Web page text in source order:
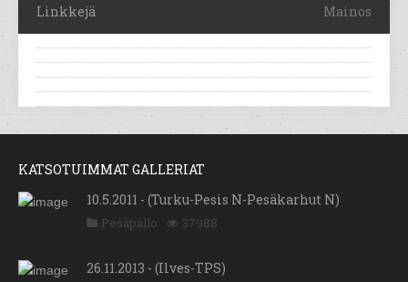
Linkkejä Mainos
KATSOTUIMMAT GALLERIAT
10.5.2011 - (Turku-Pesis N-Pesäkarhut N)
Pesäpallo 37988
26.11.2013 - (Ilves-TPS)